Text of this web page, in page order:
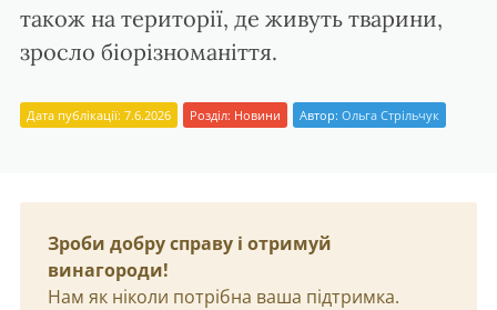
також на території, де живуть тварини,
зросло біорізноманіття.
Дата публікації: 7.6.2026 Розділ: Новини Автор: Ольга Стрільчук
Зроби добру справу і отримуй
винагороди!
Нам як ніколи потрібна ваша підтримка.